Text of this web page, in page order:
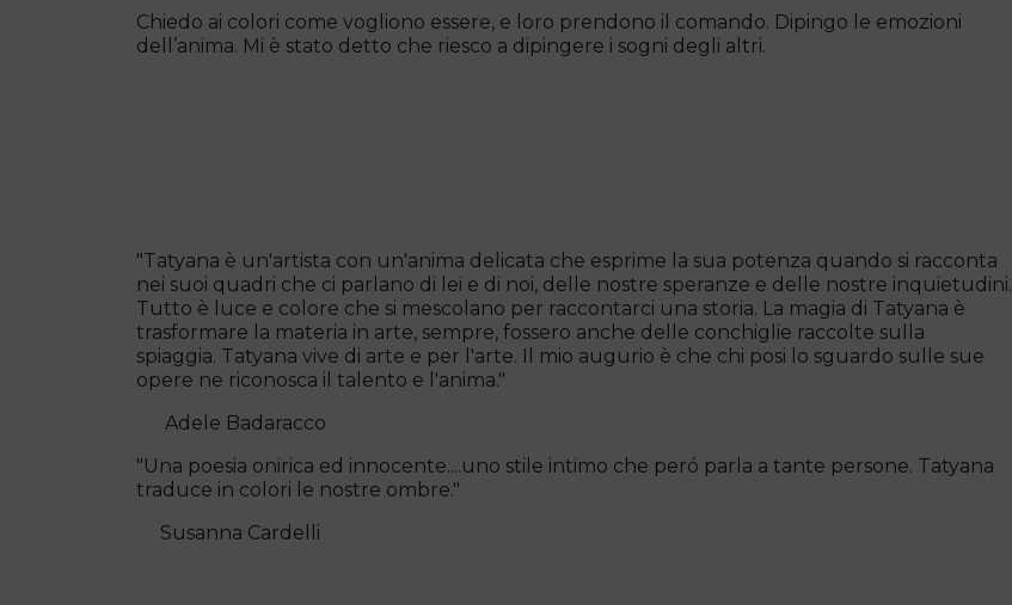
Chiedo ai colori come vogliono essere, e loro prendono il comando. Dipingo le emozioni
dell’anima. Mi è stato detto che riesco a dipingere i sogni degli altri.
"Tatyana è un'artista con un'anima delicata che esprime la sua potenza quando si racconta
nei suoi quadri che ci parlano di lei e di noi, delle nostre speranze e delle nostre inquietudini.
Tutto è luce e colore che si mescolano per raccontarci una storia. La magia di Tatyana è
trasformare la materia in arte, sempre, fossero anche delle conchiglie raccolte sulla
spiaggia. Tatyana vive di arte e per l'arte. Il mio augurio è che chi posi lo sguardo sulle sue
opere ne riconosca il talento e l'anima."
Adele Badaracco
"Una poesia onirica ed innocente....uno stile intimo che peró parla a tante persone. Tatyana
traduce in colori le nostre ombre."
Susanna Cardelli